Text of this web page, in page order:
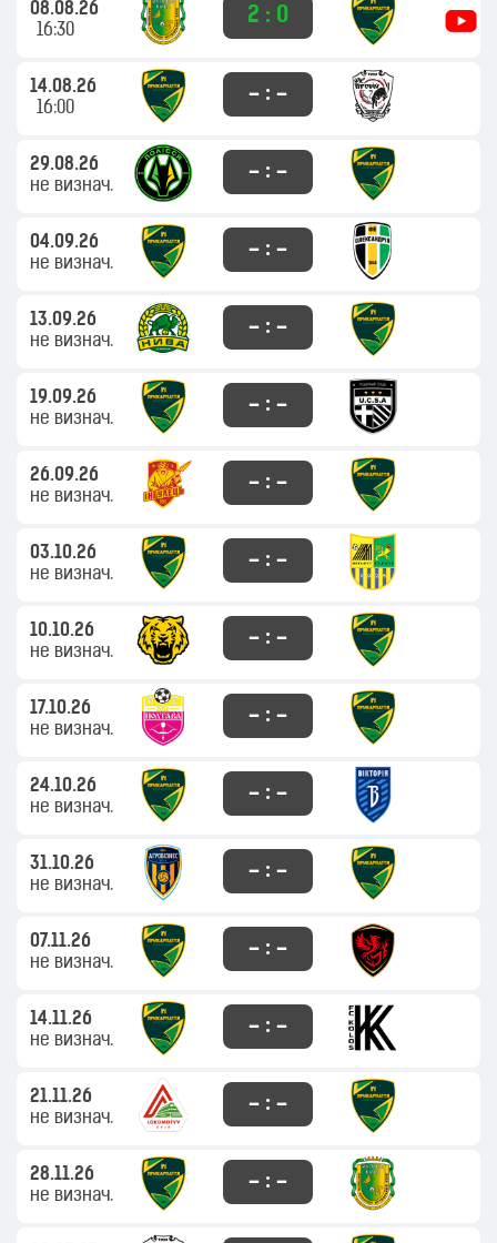
08.08.26
16:30
2 : 0
14.08.26
16:00
– : –
29.08.26
не визнач.
– : –
04.09.26
не визнач.
– : –
13.09.26
не визнач.
– : –
19.09.26
не визнач.
– : –
26.09.26
не визнач.
– : –
03.10.26
не визнач.
– : –
10.10.26
не визнач.
– : –
17.10.26
не визнач.
– : –
24.10.26
не визнач.
– : –
31.10.26
не визнач.
– : –
07.11.26
не визнач.
– : –
14.11.26
не визнач.
– : –
21.11.26
не визнач.
– : –
28.11.26
не визнач.
– : –